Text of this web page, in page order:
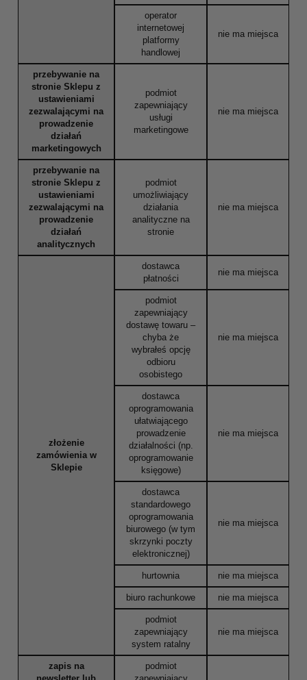
operator
internetowej
platformy
handlowej
nie ma miejsca
przebywanie na
stronie Sklepu z
ustawieniami
zezwalającymi na
prowadzenie
działań
marketingowych
podmiot
zapewniający
usługi
marketingowe
nie ma miejsca
przebywanie na
stronie Sklepu z
ustawieniami
zezwalającymi na
prowadzenie
działań
analitycznych
podmiot
umożliwiający
działania
analityczne na
stronie
nie ma miejsca
złożenie
zamówienia w
Sklepie
dostawca
płatności
nie ma miejsca
podmiot
zapewniający
dostawę towaru –
chyba że
wybrałeś opcję
odbioru
osobistego
nie ma miejsca
dostawca
oprogramowania
ułatwiającego
prowadzenie
działalności (np.
oprogramowanie
księgowe)
nie ma miejsca
dostawca
standardowego
oprogramowania
biurowego (w tym
skrzynki poczty
elektronicznej)
nie ma miejsca
hurtownia nie ma miejsca
biuro rachunkowe nie ma miejsca
podmiot
zapewniający
system ratalny
nie ma miejsca
zapis na
podmiot